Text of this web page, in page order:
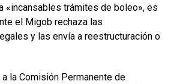
«incansables trámites de boleo», es
el Migob rechaza las
y las envía a reestructuración o
la Comisión Permanente de